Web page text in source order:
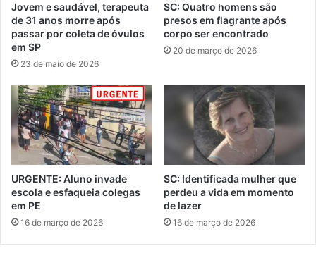
Jovem e saudável, terapeuta
de 31 anos morre após
passar por coleta de óvulos
em SP
23 de maio de 2026
SC: Quatro homens são
presos em flagrante após
corpo ser encontrado
20 de março de 2026
URGENTE: Aluno invade
escola e esfaqueia colegas
em PE
16 de março de 2026
SC: Identificada mulher que
perdeu a vida em momento
de lazer
16 de março de 2026